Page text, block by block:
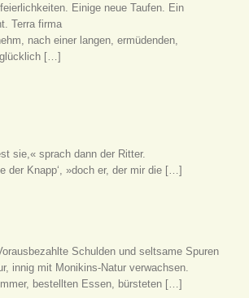
Einige neue Taufen. Ein
Terra firma
nach einer langen, ermüdenden,
[…]
sie,« sprach dann der Ritter.
der Knapp‘, »doch er, der mir die […]
Schulden und seltsame Spuren
innig mit Monikins-Natur verwachsen.
bestellten Essen, bürsteten […]